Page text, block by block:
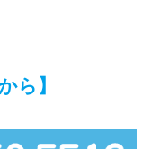
ら】